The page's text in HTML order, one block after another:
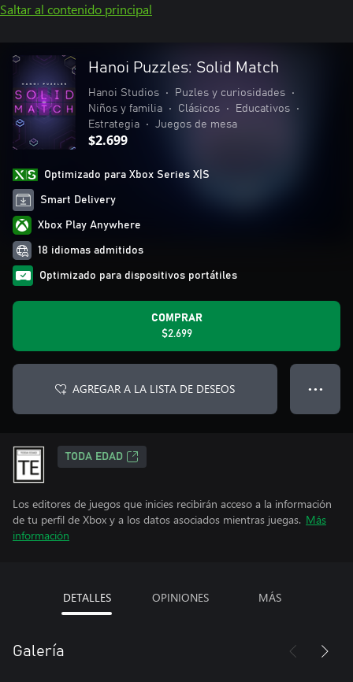
Saltar al contenido principal
Hanoi Puzzles: Solid Match
Hanoi Studios • Puzles y curiosidades
•
Niños y familia
• Clásicos • Educativos
•
Estrategia
• Juegos de mesa
$2.699
Optimizado para Xbox Series X|S
Smart Delivery
Xbox Play Anywhere
18 idiomas admitidos
Optimizado para dispositivos portátiles
COMPRAR
$2.699
AGREGAR A LA LISTA DE DESEOS ● ● ●
TODA EDAD
Los editores de juegos que inicies recibirán acceso a la información
de tu perfil de Xbox y a los datos asociados mientras juegas. Más
información
DETALLES OPINIONES MÁS
Galería